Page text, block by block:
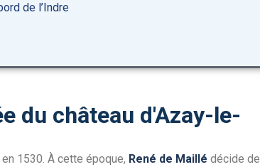
de l’Indre
du château d'Azay-le-
1530. À cette époque, René de Maillé décide de